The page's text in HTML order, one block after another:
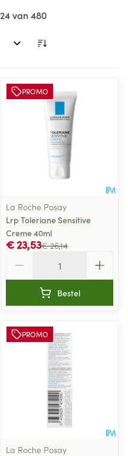
24van480
PROMO
La Roche Posay
Lrp Toleriane Sensitive
Creme 40ml
€ 26,14
€ 23,53
Bestel
PROMO
La Roche Posay